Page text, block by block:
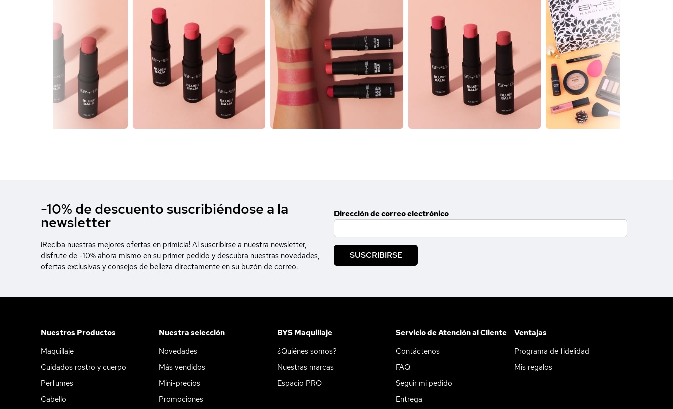
-10% de descuento suscribiéndose a la
newsletter
¡Reciba nuestras mejores ofertas en primicia! Al suscribirse a nuestra newsletter,
disfrute de -10% ahora mismo en su primer pedido y descubra nuestras novedades,
ofertas exclusivas y consejos de belleza directamente en su buzón de correo.
Dirección de correo electrónico
SUSCRIBIRSE
Nuestros Productos
Maquillaje
Cuidados rostro y cuerpo
Perfumes
Cabello
Nuestra selección
Novedades
Más vendidos
Mini-precios
Promociones
BYS Maquillaje
¿Quiénes somos?
Nuestras marcas
Espacio PRO
Servicio de Atención al Cliente
Contáctenos
FAQ
Seguir mi pedido
Entrega
Ventajas
Programa de fidelidad
Mis regalos